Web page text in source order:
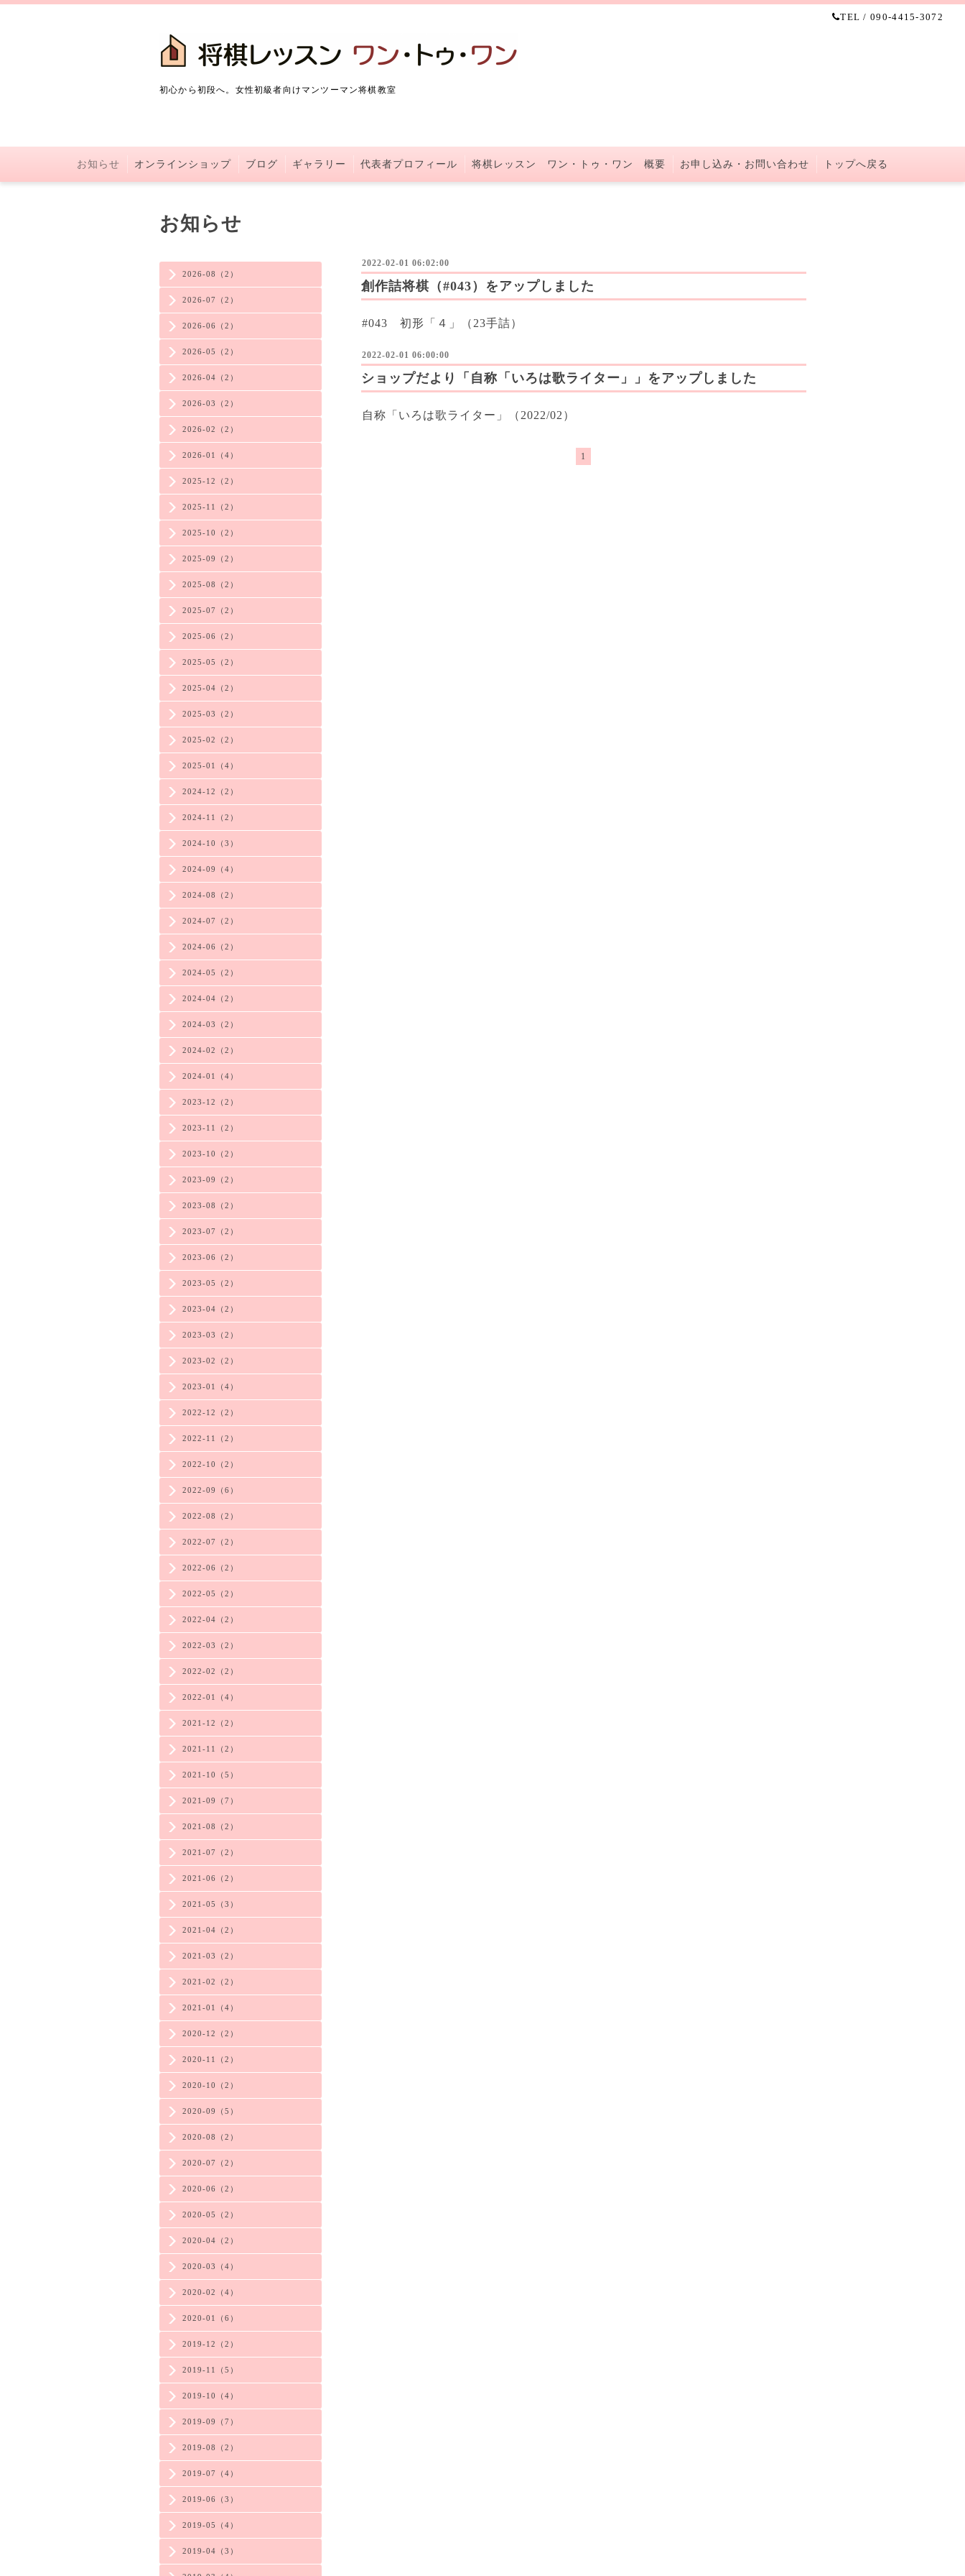
TEL / 090-4415-3072
初心から初段へ。女性初級者向けマンツーマン将棋教室
お知らせ オンラインショップ ブログ ギャラリー 代表者プロフィール 将棋レッスン ワン・トゥ・ワン 概要 お申し込み・お問い合わせ トップへ戻る
2026-08（2）
2026-07（2）
2026-06（2）
2026-05（2）
2026-04（2）
2026-03（2）
2026-02（2）
2026-01（4）
2025-12（2）
2025-11（2）
2025-10（2）
2025-09（2）
2025-08（2）
2025-07（2）
2025-06（2）
2025-05（2）
2025-04（2）
2025-03（2）
2025-02（2）
2025-01（4）
2024-12（2）
2024-11（2）
2024-10（3）
2024-09（4）
2024-08（2）
2024-07（2）
2024-06（2）
2024-05（2）
2024-04（2）
2024-03（2）
2024-02（2）
2024-01（4）
2023-12（2）
2023-11（2）
2023-10（2）
2023-09（2）
2023-08（2）
2023-07（2）
2023-06（2）
2023-05（2）
2023-04（2）
2023-03（2）
2023-02（2）
2023-01（4）
2022-12（2）
2022-11（2）
2022-10（2）
2022-09（6）
2022-08（2）
2022-07（2）
2022-06（2）
2022-05（2）
2022-04（2）
2022-03（2）
2022-02（2）
2022-01（4）
2021-12（2）
2021-11（2）
2021-10（5）
2021-09（7）
2021-08（2）
2021-07（2）
2021-06（2）
2021-05（3）
2021-04（2）
2021-03（2）
2021-02（2）
2021-01（4）
2020-12（2）
2020-11（2）
2020-10（2）
2020-09（5）
2020-08（2）
2020-07（2）
2020-06（2）
2020-05（2）
2020-04（2）
2020-03（4）
2020-02（4）
2020-01（6）
2019-12（2）
2019-11（5）
2019-10（4）
2019-09（7）
2019-08（2）
2019-07（4）
2019-06（3）
2019-05（4）
2019-04（3）
お知らせ
2022-02-01 06:02:00
創作詰将棋（#043）をアップしました
#043 初形「４」（23手詰）
2022-02-01 06:00:00
ショップだより「自称「いろは歌ライター」」をアップしました
自称「いろは歌ライター」（2022/02）
1